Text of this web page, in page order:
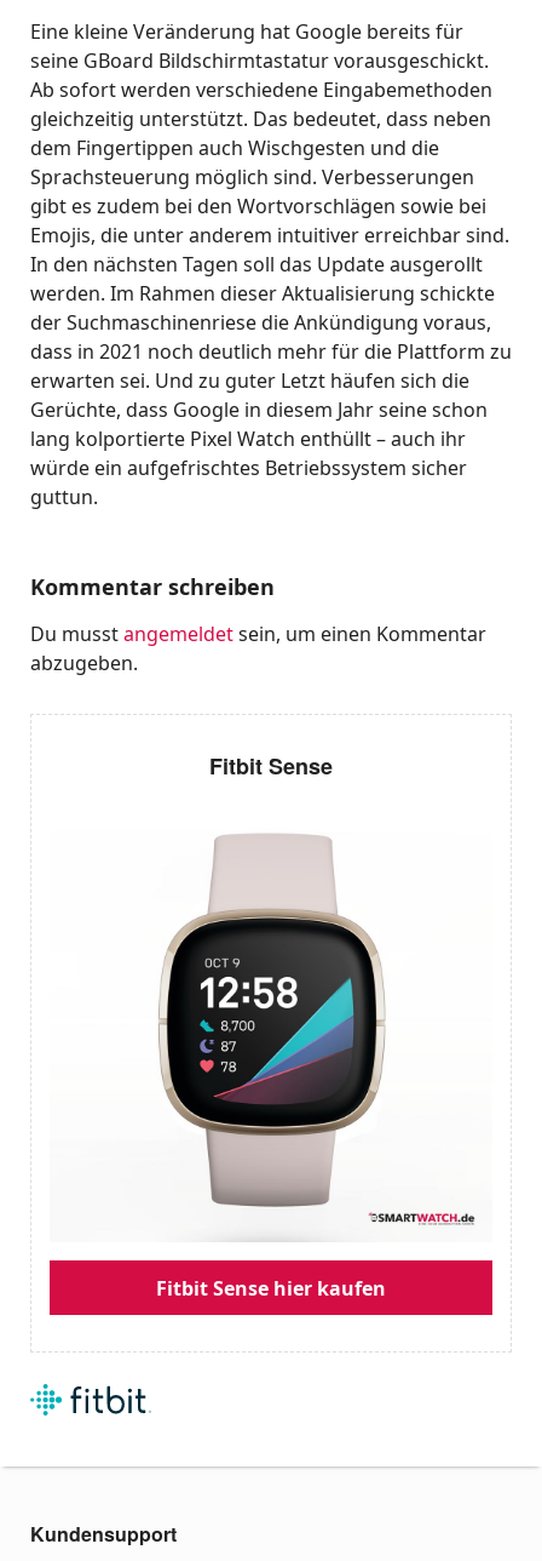
Eine kleine Veränderung hat Google bereits für
seine GBoard Bildschirmtastatur vorausgeschickt.
Ab sofort werden verschiedene Eingabemethoden
gleichzeitig unterstützt. Das bedeutet, dass neben
dem Fingertippen auch Wischgesten und die
Sprachsteuerung möglich sind. Verbesserungen
gibt es zudem bei den Wortvorschlägen sowie bei
Emojis, die unter anderem intuitiver erreichbar sind.
In den nächsten Tagen soll das Update ausgerollt
werden. Im Rahmen dieser Aktualisierung schickte
der Suchmaschinenriese die Ankündigung voraus,
dass in 2021 noch deutlich mehr für die Plattform zu
erwarten sei. Und zu guter Letzt häufen sich die
Gerüchte, dass Google in diesem Jahr seine schon
lang kolportierte Pixel Watch enthüllt – auch ihr
würde ein aufgefrischtes Betriebssystem sicher
guttun.
Kommentar schreiben
Du musstangemeldetsein, um einen Kommentar
abzugeben.
Fitbit Sense
Fitbit Sense hier kaufen
Kundensupport